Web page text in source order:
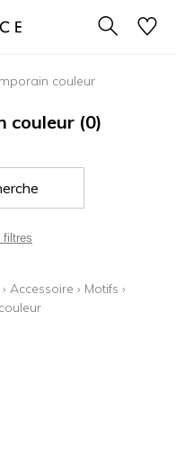
couleur
couleur (0)
filtres
› Accessoire › Motifs ›